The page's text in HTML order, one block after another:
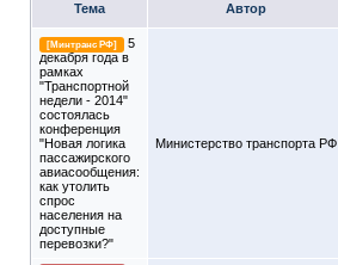
Тема Автор
[Минтранс РФ]
5
декабря года в
рамках
"Транспортной
недели - 2014"
состоялась
конференция
"Новая логика
пассажирского
авиасообщения:
как утолить
спрос
населения на
доступные
перевозки?"
Министерство транспорта РФ